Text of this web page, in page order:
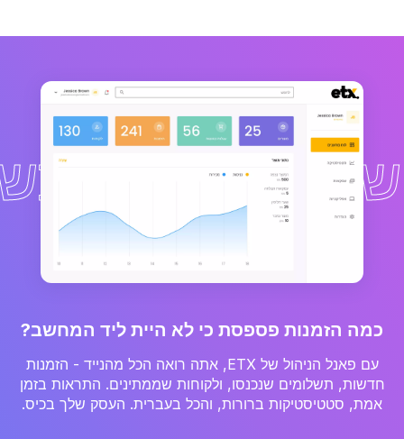
עובד גם
כמה הזמנות פספסת כי לא היית ליד המחשב?
עם פאנל הניהול של ETX, אתה רואה הכל מהנייד - הזמנות
חדשות, תשלומים שנכנסו, ולקוחות שממתינים. התראות בזמן
אמת, סטטיסטיקות ברורות, והכל בעברית. העסק שלך בכיס.